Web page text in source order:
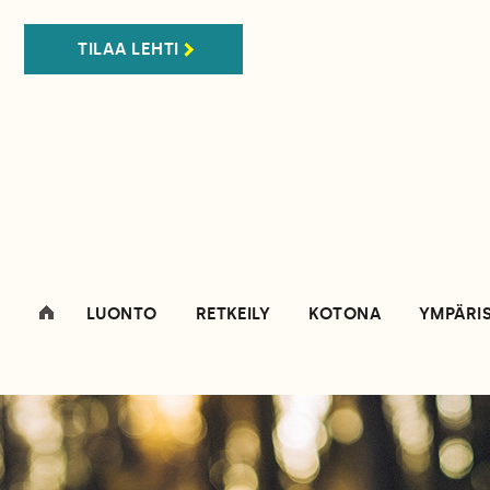
TILAA LEHTI
LUONTO RETKEILY KOTONA